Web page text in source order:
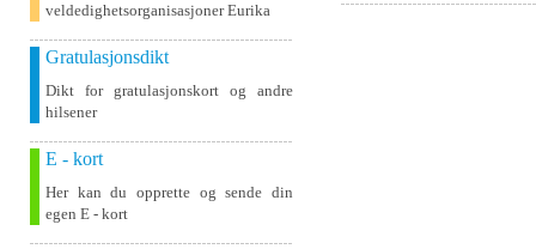
veldedighetsorganisasjoner Eurika
Gratulasjonsdikt
Dikt for gratulasjonskort og andre
hilsener
E - kort
Her kan du opprette og sende din
egen E - kort